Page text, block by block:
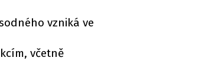
vzniká ve
včetně